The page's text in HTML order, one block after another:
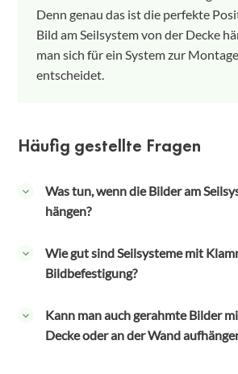
Denn genau das ist die perfekte
Bild am Seilsystem von der Decke
man sich für ein System zur
entscheidet.
Häufig gestellte Fragen
Was tun, wenn die Bilder am
hängen?
kann das zu lange Seil kürzer - aber
Seil (sofern die Möglichkeit
Höhe angeschraubt wurden.
Wie gut sind Seilsysteme mit
Bildbefestigung?
Bilderseile entscheidet, kann man
Clips ohne eine Beschädigung des
Kann man auch gerahmte Bilder
Decke oder an der Wand